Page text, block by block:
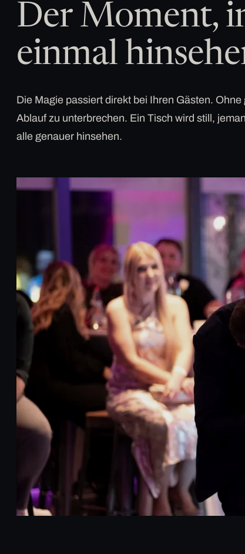
Der Moment,
einmal
Die Magie passiert direkt bei Ihren Gästen.
Ablauf zu unterbrechen. Ein Tisch wird still,
alle genauer hinsehen.